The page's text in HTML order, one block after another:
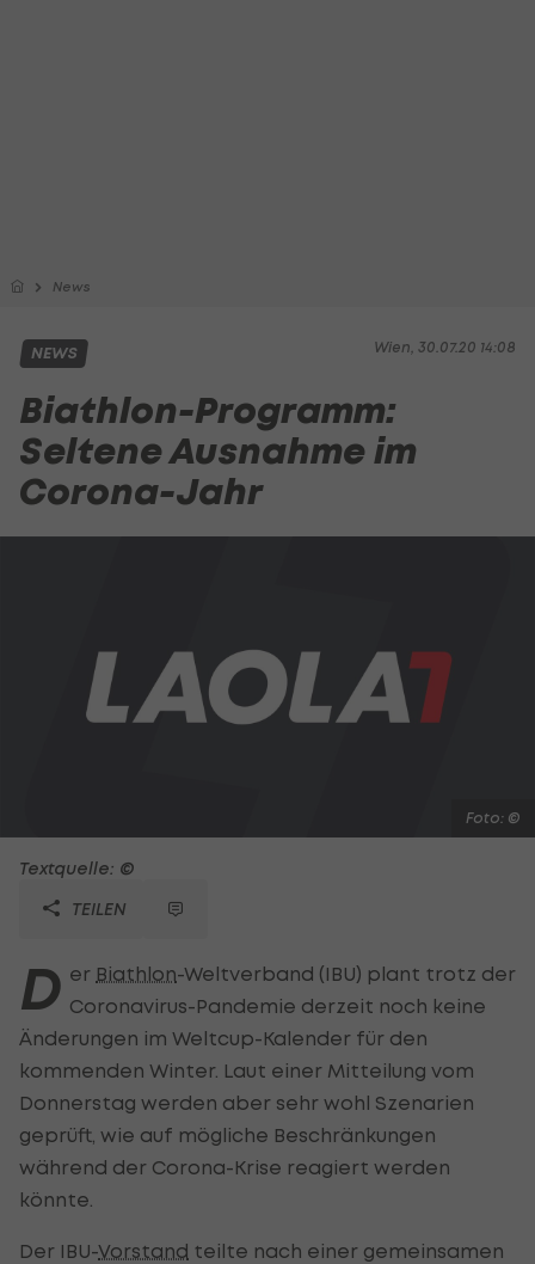
News
Wien, 30.07.20 14:08
NEWS
Biathlon-Programm:
Seltene Ausnahme im
Corona-Jahr
Foto: ©
Textquelle: ©
TEILEN
D er Biathlon-Weltverband (IBU) plant trotz der
Coronavirus-Pandemie derzeit noch keine
Änderungen im Weltcup-Kalender für den
kommenden Winter. Laut einer Mitteilung vom
Donnerstag werden aber sehr wohl Szenarien
geprüft, wie auf mögliche Beschränkungen
während der Corona-Krise reagiert werden
könnte.
Der IBU-Vorstand teilte nach einer gemeinsamen